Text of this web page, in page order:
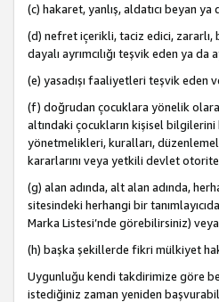
(c) hakaret, yanlış, aldatıcı beyan
(d) nefret içerikli, taciz edici, zararlı,
dayalı ayrımcılığı teşvik eden ya
(e) yasadışı faaliyetleri teşvik eden
(f) doğrudan çocuklara yönelik
altındaki çocukların kişisel
yönetmelikleri, kuralları,
kararlarını veya yetkili devlet
(g) alan adında, alt alan adında,
sitesindeki herhangi bir
Marka Listesi’nde görebilirsiniz)
(h) başka şekillerde fikri mülkiyet
Uygunluğu kendi takdirimize göre
istediğiniz zaman yeniden